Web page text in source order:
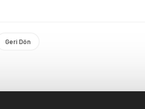
Geri Dön